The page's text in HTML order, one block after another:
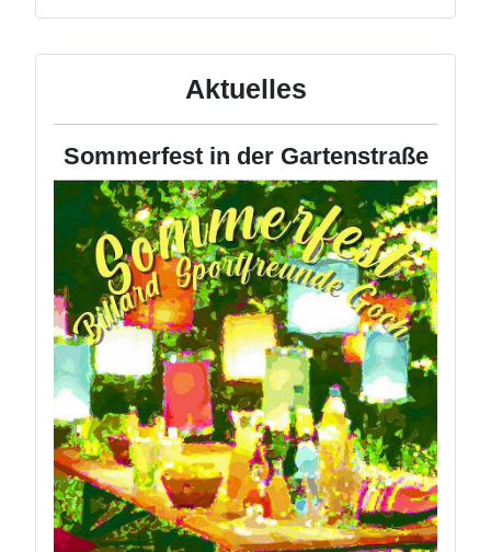
Aktuelles
Sommerfest in der Gartenstraße